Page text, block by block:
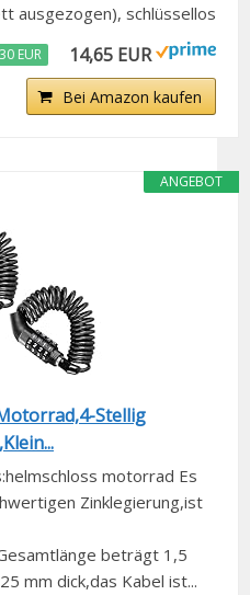
ausgezogen), schlüssellos
EUR 14,65 EUR
Bei Amazon kaufen
ANGEBOT
Stellig
motorrad Es
Zinklegierung,ist
beträgt 1,5
mm dick,das Kabel ist...